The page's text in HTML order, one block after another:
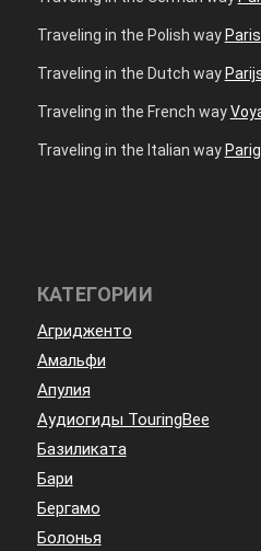
Traveling in the Polish way
Traveling in the Dutch way
Traveling in the French way
Traveling in the Italian way
КАТЕГОРИИ
Агридженто
Амальфи
Апулия
Аудиогиды TouringBee
Базиликата
Бари
Бергамо
Болонья